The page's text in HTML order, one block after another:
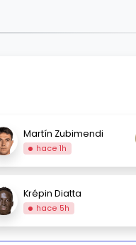
Martín Zubimendi
hace 1h
Krépin Diatta
hace 5h